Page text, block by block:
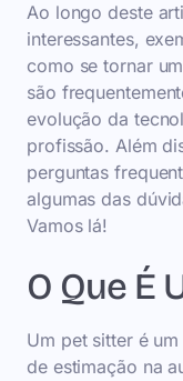
Ao longo deste
interessantes,
como se tornar
são
evolução da
profissão. Além
perguntas
algumas das
Vamos lá!
O Que É
Um pet sitter é
de estimação na